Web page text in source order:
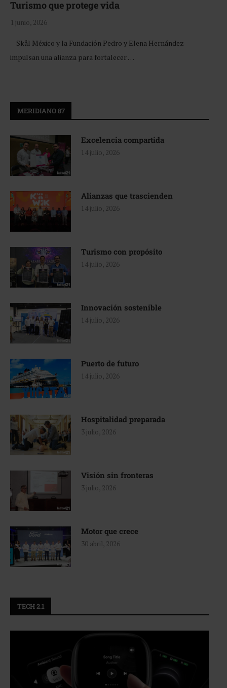
Turismo que protege vida
1 junio, 2026
Skål México y la Fundación Pedro y Elena Hernández
impulsan una alianza para fortalecer …
MERIDIANO 87
Excelencia compartida
14 julio, 2026
Alianzas que trascienden
14 julio, 2026
Turismo con propósito
14 julio, 2026
Innovación sostenible
14 julio, 2026
Puerto de futuro
14 julio, 2026
Hospitalidad preparada
3 julio, 2026
Visión sin fronteras
3 julio, 2026
Motor que crece
30 abril, 2026
TECH 2.1